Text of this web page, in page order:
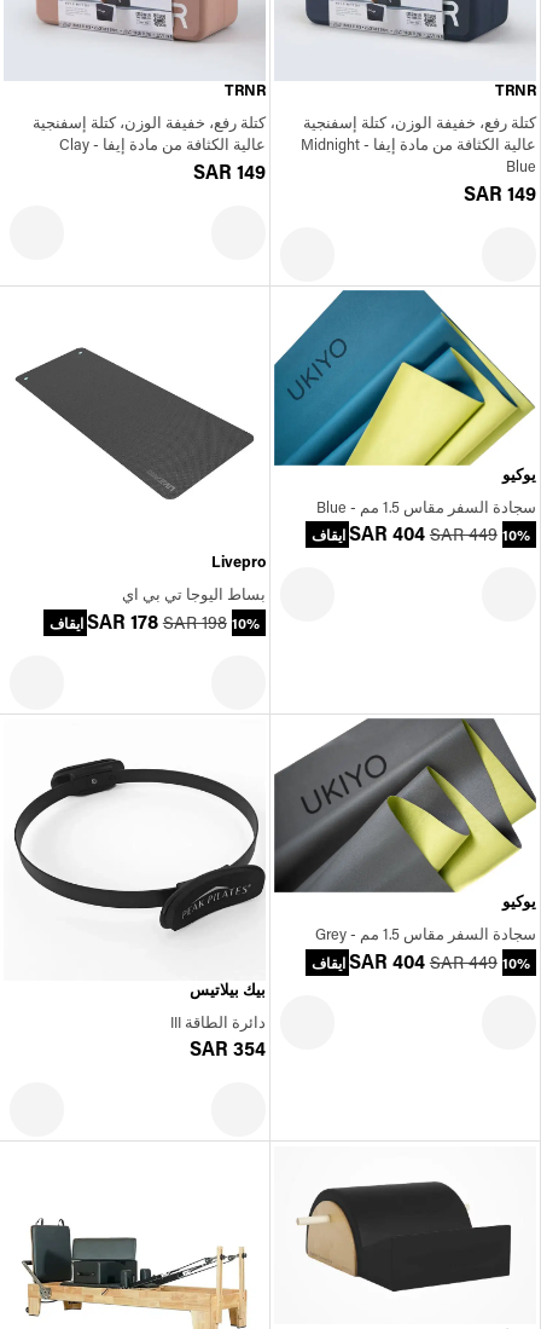
TRNR
كتلة رفع، خفيفة الوزن، كتلة إسفنجية
عالية الكثافة من مادة إيفا - Midnight
Blue
SAR 149
TRNR
كتلة رفع، خفيفة الوزن، كتلة إسفنجية
عالية الكثافة من مادة إيفا - Clay
SAR 149
يوكيو
سجادة السفر مقاس 1.5 مم - Blue
SAR 404 SAR 449 10% ايقاف
Livepro
بساط اليوجا تي بي اي
SAR 178 SAR 198 10% ايقاف
يوكيو
سجادة السفر مقاس 1.5 مم - Grey
SAR 404 SAR 449 10% ايقاف
بيك بيلاتيس
دائرة الطاقة III
SAR 354